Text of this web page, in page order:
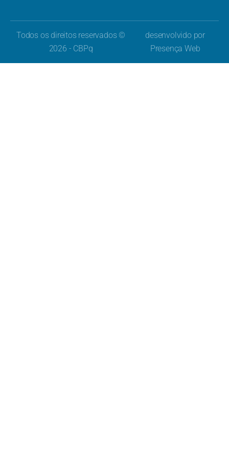
Todos os direitos reservados ©
2026 - CBPq
desenvolvido por
Presença Web